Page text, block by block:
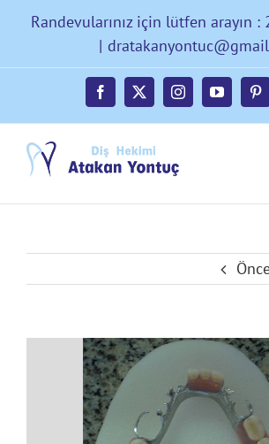
content
Randevularınız için lütfen arayın
|
Facebook
X InstagramYouTube
Görüntüle